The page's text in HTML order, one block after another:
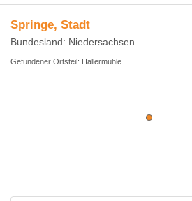
Springe, Stadt
Bundesland: Niedersachsen
Gefundener Ortsteil: Hallermühle